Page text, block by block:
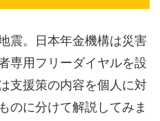
震。日本年金機構は災害
専用フリーダイヤルを設
支援策の内容を個人に対
のに分けて解説してみま